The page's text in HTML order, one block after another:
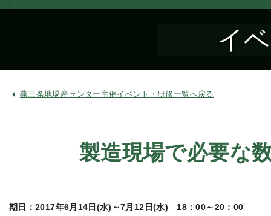
にあたって
イ
燕三条地場産センター主催イベント・研修一覧へ戻る
製造現場で必要な
期日：2017年6月14日(水)～7月12日(水) 18：00～20：00